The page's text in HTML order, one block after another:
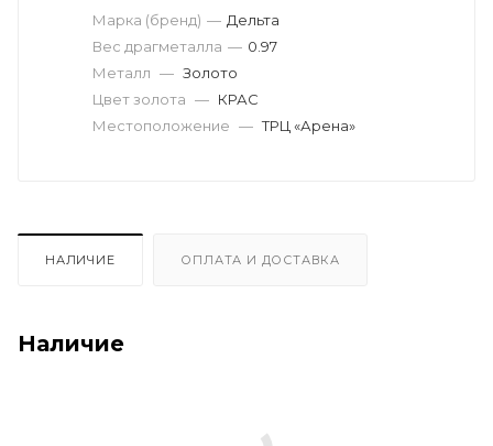
Вес драгметалла — 0.97
Марка (бренд) — Дельта
Металл — Золото
Цвет золота — КРАС
Местоположение — ТРЦ «Арена»
НАЛИЧИЕ ОПЛАТА И ДОСТАВКА
Наличие